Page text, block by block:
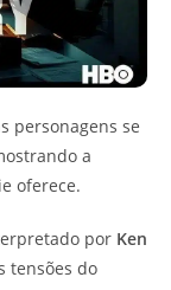
personagens se
a
oferece.
por Ken
tensões do